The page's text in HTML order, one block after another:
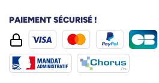
PAIEMENT SÉCURISÉ !